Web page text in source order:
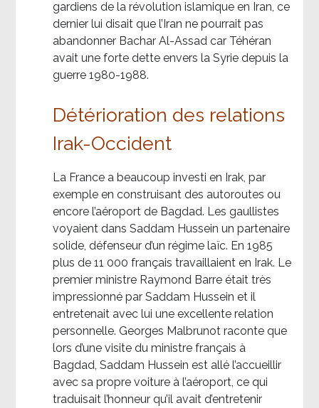
gardiens de la révolution islamique en Iran, ce
dernier lui disait que l’Iran ne pourrait pas
abandonner Bachar Al-Assad car Téhéran
avait une forte dette envers la Syrie depuis la
guerre 1980-1988.
Détérioration des relations
Irak-Occident
La France a beaucoup investi en Irak, par
exemple en construisant des autoroutes ou
encore l’aéroport de Bagdad. Les gaullistes
voyaient dans Saddam Hussein un partenaire
solide, défenseur d’un régime laïc. En 1985
plus de 11 000 français travaillaient en Irak. Le
premier ministre Raymond Barre était très
impressionné par Saddam Hussein et il
entretenait avec lui une excellente relation
personnelle. Georges Malbrunot raconte que
lors d’une visite du ministre français à
Bagdad, Saddam Hussein est allé l’accueillir
avec sa propre voiture à l’aéroport, ce qui
traduisait l’honneur qu’il avait d’entretenir